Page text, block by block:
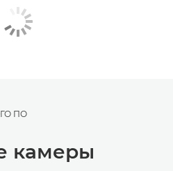
ПО
камеры